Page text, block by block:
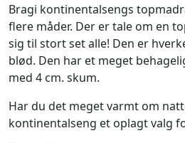
Bragi kontinentalsengs
flere måder. Der er tale om en
sig til stort set alle! Den er
blød. Den har et meget
med 4 cm. skum.
Har du det meget varmt om
kontinentalseng et oplagt valg